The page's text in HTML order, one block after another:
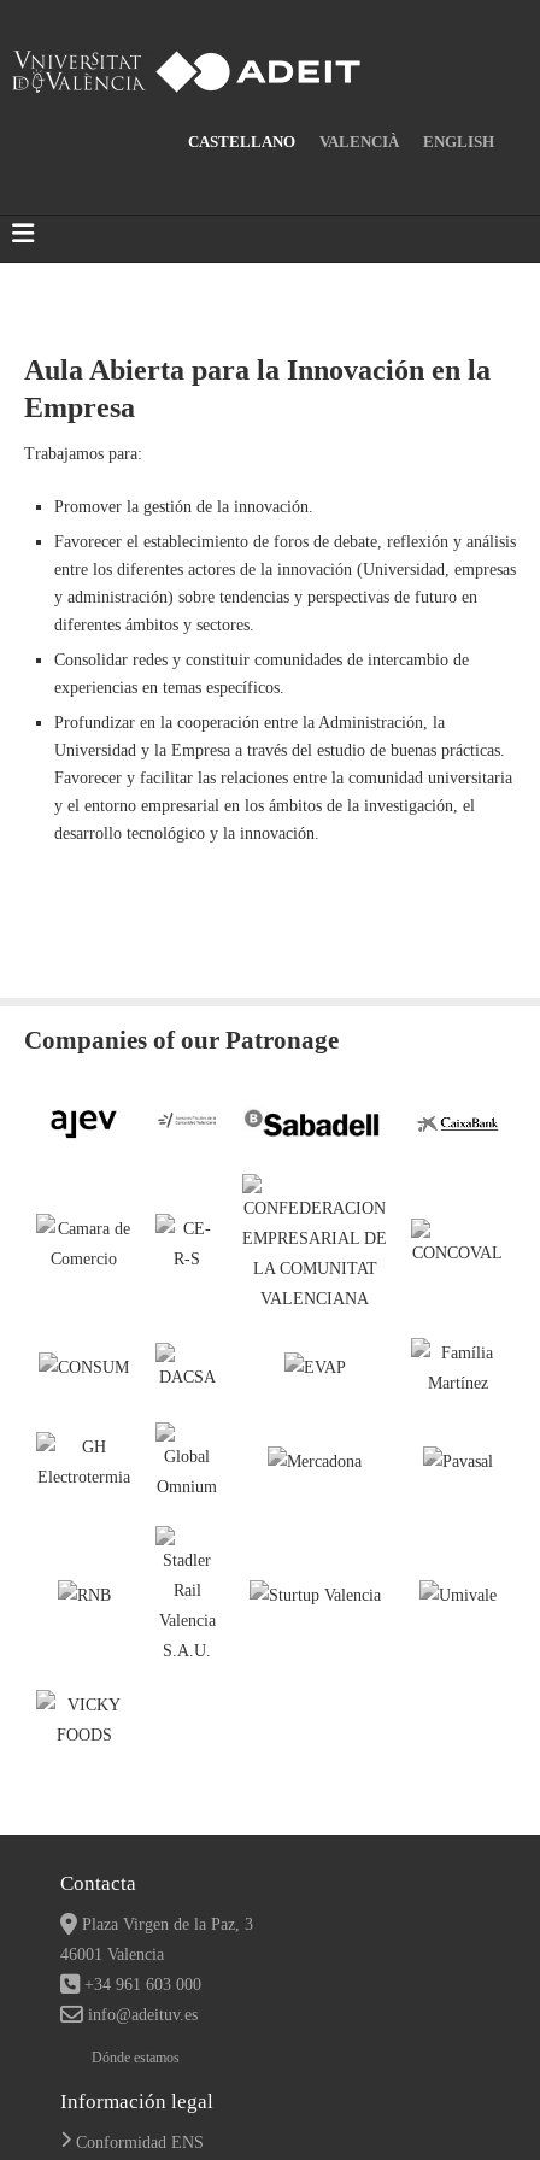
CASTELLANO VALENCIÀ ENGLISH
Aula Abierta para la Innovación en la
Empresa
Trabajamos para:
Promover la gestión de la innovación.
Favorecer el establecimiento de foros de debate, reflexión y análisis
entre los diferentes actores de la innovación (Universidad, empresas
y administración) sobre tendencias y perspectivas de futuro en
diferentes ámbitos y sectores.
Consolidar redes y constituir comunidades de intercambio de
experiencias en temas específicos.
Profundizar en la cooperación entre la Administración, la
Universidad y la Empresa a través del estudio de buenas prácticas.
Favorecer y facilitar las relaciones entre la comunidad universitaria
y el entorno empresarial en los ámbitos de la investigación, el
desarrollo tecnológico y la innovación.
Companies of our Patronage
Contacta
Plaza Virgen de la Paz, 3
46001 Valencia
+34 961 603 000
info@adeituv.es
Dónde estamos
Información legal
Conformidad ENS